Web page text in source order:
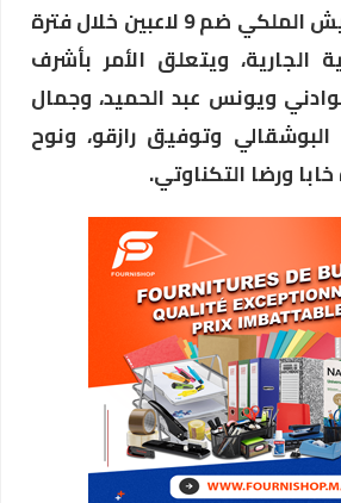
جدير بالذكر أن الجيش الملكي ضم 9 لاعبين خلال فترة
الجارية، ويتعلق الأمر بأشرف
ويونس عبد الحميد، وجمال
وتوفيق رازقو، ونوح
ورضا التكناوتي.